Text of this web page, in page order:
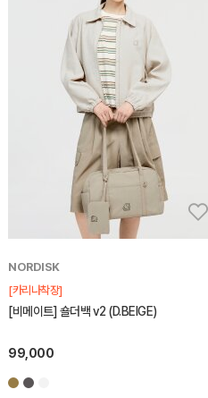
NORDISK
[카리나착장]
[비메이트] 숄더백 v2 (D.BEIGE)
99,000